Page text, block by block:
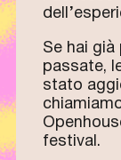
Se hai
passate,
stato
festival.